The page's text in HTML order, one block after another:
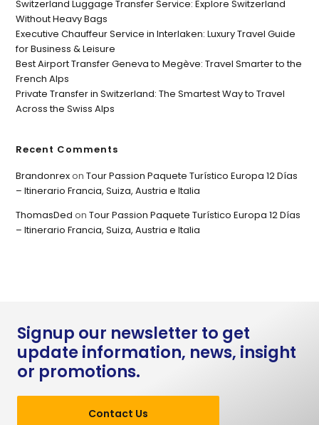
Switzerland Luggage Transfer Service: Explore Switzerland
Without Heavy Bags
Executive Chauffeur Service in Interlaken: Luxury Travel Guide
for Business & Leisure
Best Airport Transfer Geneva to Megève: Travel Smarter to the
French Alps
Private Transfer in Switzerland: The Smartest Way to Travel
Across the Swiss Alps
Recent Comments
BrandonrexonTour Passion Paquete Turístico Europa 12 Días
– Itinerario Francia, Suiza, Austria e Italia
ThomasDed onTour Passion Paquete Turístico Europa 12 Días
– Itinerario Francia, Suiza, Austria e Italia
Signup our newsletter to get
update information, news, insight
or promotions.
Contact Us